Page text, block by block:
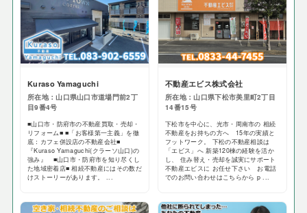
Kuraso Yamaguchi
所在地：山口県山口市道場門前2丁
目9番4号
■山口市・防府市の不動産買取・売却・
リフォーム■ ■「お客様第一主義」を徹
底：カフェ併設店の不動産会社■
『Kuraso Yamaguchi(クラーソ山口)の
強み』 ■山口市・防府市を知り尽くし
た地域密着店■ 相続不動産にはその数だ
けストーリーがあります。 ...
不動産エビス株式会社
所在地：山口県下松市美里町2丁目
14番15号
下松市を中心に、光市・周南市の 相続
不動産をお持ちの方へ 15年の実績と
フットワーク。 下松の不動産相談は
「エビス」へ 新築120棟の経験を活か
し、 住み替え・売却を誠実にサポート
不動産エビスに お任せ下さい お電話
でのお問い合わせはこちらから p ...